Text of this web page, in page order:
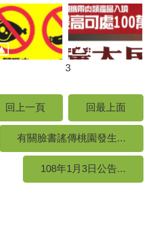
3
回上一頁
回最上面
有關臉書謠傳桃園發生...
108年1月3日公告...